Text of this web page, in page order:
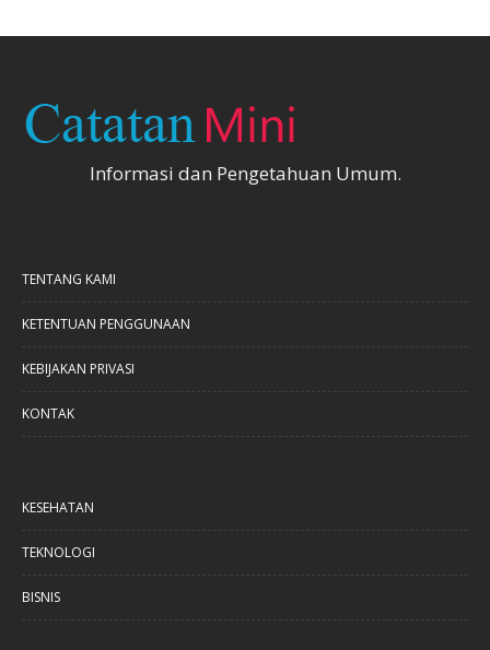
Informasi dan Pengetahuan Umum.
TENTANG KAMI
KETENTUAN PENGGUNAAN
KEBIJAKAN PRIVASI
KONTAK
KESEHATAN
TEKNOLOGI
BISNIS